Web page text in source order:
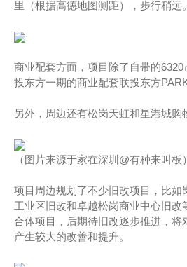
里（根据高德地图测距），步行稍远。
商业配套方面，项目除了自带的
投东方一期的商业配套联投东方PARK
另外，周边还有松岗天虹和星港城购
（图片来源于家在深圳@有种来叫板）
项目周边规划了不少旧改项目，比如
工业区旧改和卓越松岗商业中心旧改
合体项目，后期待旧改逐步推进，将
产生较大的改善和提升。